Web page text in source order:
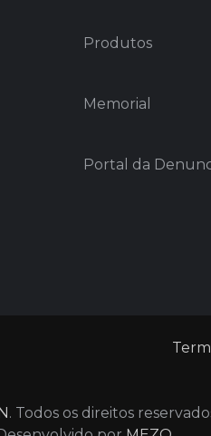
Produtos
Memorial
Portal da
. Todos os direitos